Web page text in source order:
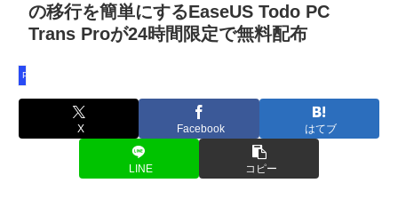
の移行を簡単にするEaseUS Todo PC
Trans Proが24時間限定で無料配布
PCソフト
X Facebook はてブ
LINE コピー